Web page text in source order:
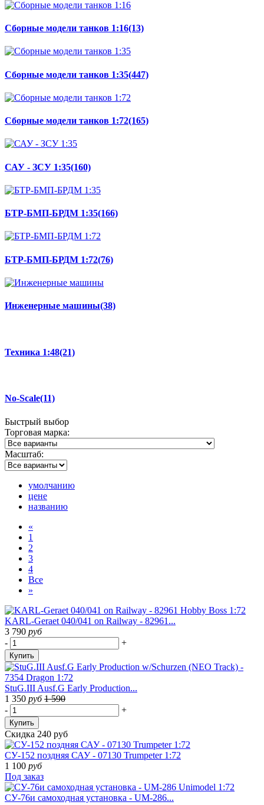
Сборные модели танков 1:16(13)
Сборные модели танков 1:35(447)
Сборные модели танков 1:72(165)
САУ - ЗСУ 1:35(160)
БТР-БМП-БРДМ 1:35(166)
БТР-БМП-БРДМ 1:72(76)
Инженерные машины(38)
Техника 1:48(21)
No-Scale(11)
Быстрый выбор
Торговая марка:
Масштаб:
умолчанию
цене
названию
«
1
2
3
4
Все
»
KARL-Geraet 040/041 on Railway - 82961...
3 790 руб
-
+
Купить
StuG.III Ausf.G Early Production...
1 350 руб 1 590
-
+
Купить
Скидка 240 руб
СУ-152 поздняя САУ - 07130 Trumpeter 1:72
1 100 руб
Под заказ
СУ-76и самоходная установка - UM-286...